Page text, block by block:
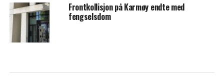
Frontkollisjon på Karmøy endte med
fengselsdom